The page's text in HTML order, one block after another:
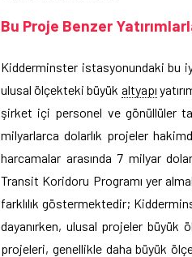
Bu Proje Benzer
Kidderminster istasyonundaki bu
ulusal ölçekteki büyük altyapı
şirket içi personel ve gönüllüler
milyarlarca dolarlık projeler
harcamalar arasında 7 milyar
Transit Koridoru Programı yer
farklılık göstermektedir;
dayanırken, ulusal projeler
projeleri, genellikle daha büyük